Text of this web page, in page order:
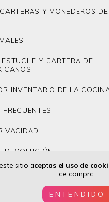
sitio aceptas el uso de
de compra.
ENTENDIDO
Y MONEDEROS DE
Y CARTERA DE
INVENTARIO DE LA
FRECUENTES
DEVOLUCIÓN